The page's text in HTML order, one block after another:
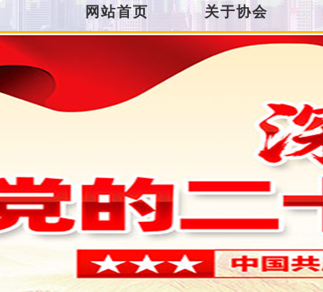
网站首页 关于协会